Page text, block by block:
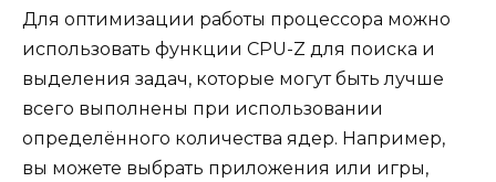
Для оптимизации работы процессора можно
использовать функции CPU-Z для поиска и
выделения задач, которые могут быть лучше
всего выполнены при использовании
определённого количества ядер. Например,
вы можете выбрать приложения или игры,